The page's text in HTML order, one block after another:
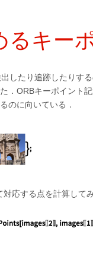
るキー
したり追跡したりす
．ORBキーポイント
のに向いている．
対応する点を計算して